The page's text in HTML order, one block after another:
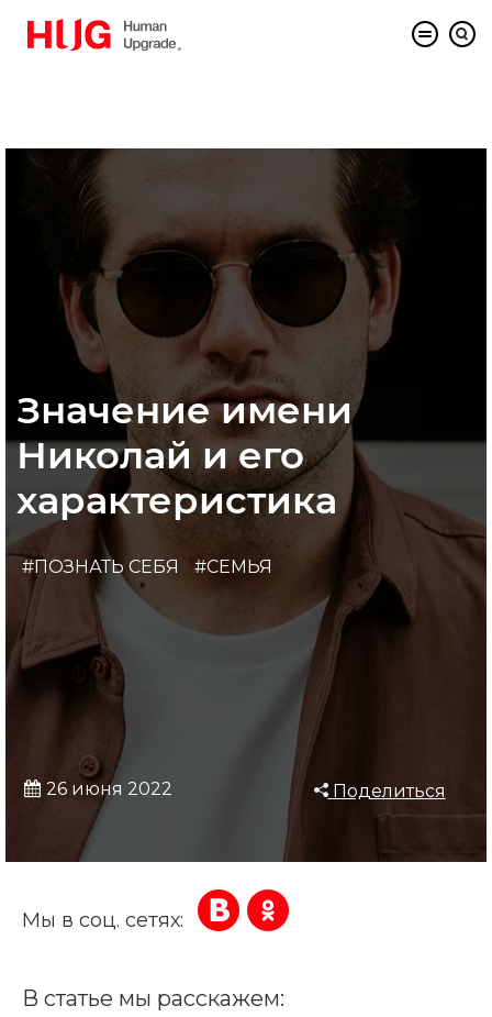
Значение имени
Николай и его
характеристика
#ПОЗНАТЬ СЕБЯ #СЕМЬЯ
26 июня 2022 Поделиться
Мы в соц. сетях:
В статье мы расскажем: